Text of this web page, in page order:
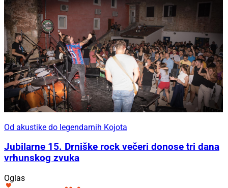
Od akustike do legendarnih Kojota
Jubilarne 15. Drniške rock večeri donose tri dana
vrhunskog zvuka
Oglas